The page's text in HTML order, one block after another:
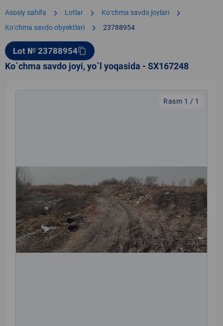
Asosiy sahifa chevron_right Lotlar chevron_right Koʻchma savdo joylari chevron_right
Koʻchma savdo obyektlari chevron_right 23788954
Lot № 23788954content_copy
Ko`chma savdo joyi, yo`l yoqasida - SX167248
Rasm 1 / 1